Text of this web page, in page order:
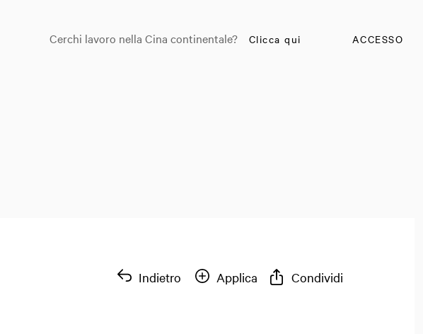
ACCESSO
Cerchi lavoro nella Cina continentale? Clicca qui
Indietro Applica Condividi